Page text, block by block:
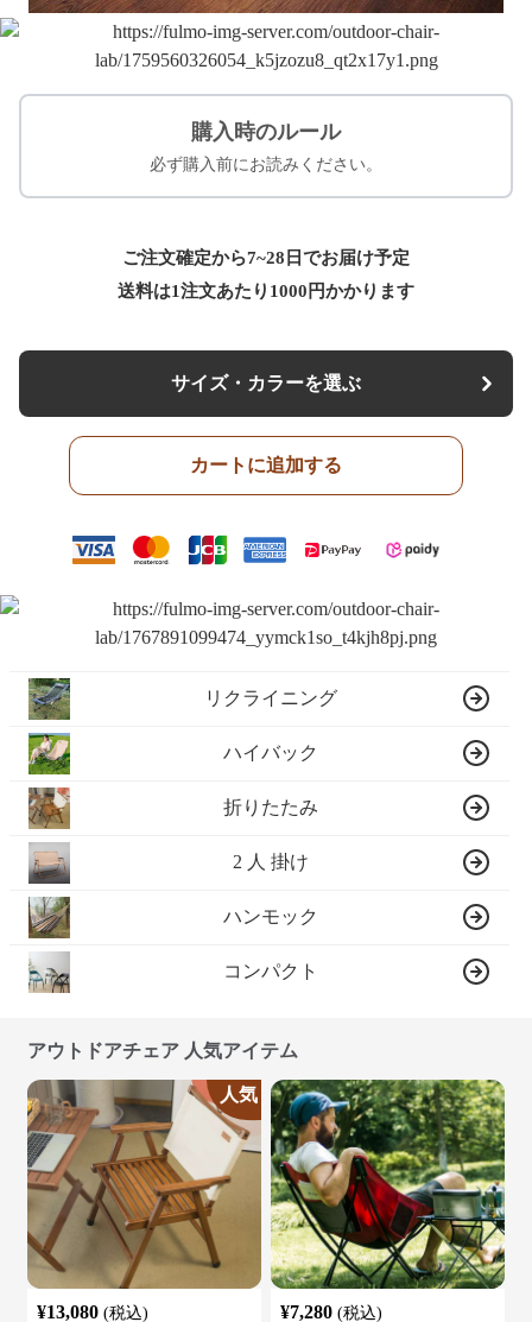
購入時のルール
必ず購入前にお読みください。
ご注文確定から7~28日でお届け予定
送料は1注文あたり 1000 円かかります
サイズ・カラーを選ぶ
カートに追加する
リクライニング
ハイバック
折りたたみ
2 人 掛け
ハンモック
コンパクト
アウトドアチェア 人気アイテム
人気
¥13,080 (税込) ¥7,280 (税込)